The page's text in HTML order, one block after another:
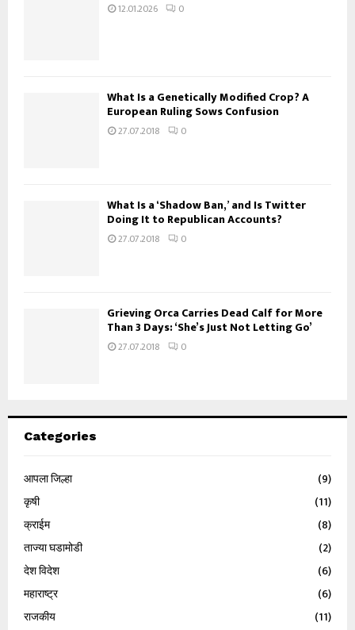
12.01.2026 0
What Is a Genetically Modified Crop? A
European Ruling Sows Confusion
27.07.2018 0
What Is a ‘Shadow Ban,’ and Is Twitter
Doing It to Republican Accounts?
27.07.2018 0
Grieving Orca Carries Dead Calf for More
Than 3 Days: ‘She’s Just Not Letting Go’
27.07.2018 0
Categories
आपला जिल्हा
(9)
कृषी
(11)
क्राईम
(8)
ताज्या घडामोडी
(2)
देश विदेश
(6)
महाराष्ट्र
(6)
राजकीय
(11)